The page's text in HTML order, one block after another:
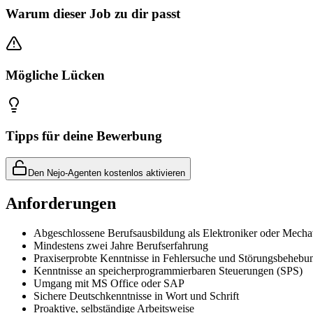
Warum dieser Job zu dir passt
Mögliche Lücken
Tipps für deine Bewerbung
Den Nejo-Agenten kostenlos aktivieren
Anforderungen
Abgeschlossene Berufsausbildung als Elektroniker oder
Mindestens zwei Jahre Berufserfahrung
Praxiserprobte Kenntnisse in Fehlersuche und
Kenntnisse an speicherprogrammierbaren Steuerungen (SPS)
Umgang mit MS Office oder SAP
Sichere Deutschkenntnisse in Wort und Schrift
Proaktive, selbständige Arbeitsweise